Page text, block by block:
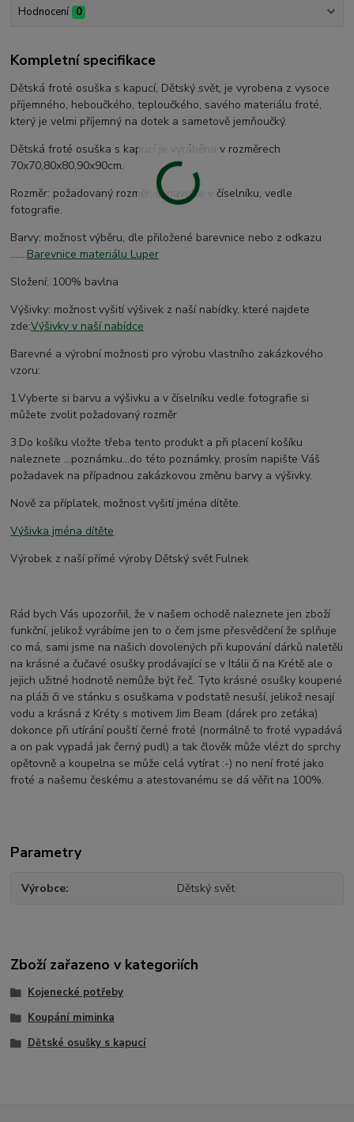
Hodnocení 0
Kompletní specifikace
Dětská froté osuška s kapucí, Dětský svět, je vyrobena z vysoce
příjemného, heboučkého, teploučkého, savého materiálu froté,
který je velmi příjemný na dotek a sametově jemňoučký.
Dětská froté osuška s kapucí je vyráběna v rozměrech
70x70,80x80,90x90cm.
Rozměr: požadovaný rozměr, si navolte v číselníku, vedle
fotografie.
Barvy: možnost výběru, dle přiložené barevnice nebo z odkazu
.......Barevnice materiálu Luper
Složení: 100% bavlna
Výšivky: možnost vyšití výšivek z naší nabídky, které najdete
zde:Výšivky v naší nabídce
Barevné a výrobní možnosti pro výrobu vlastního zakázkového
vzoru:
1.Vyberte si barvu a výšivku a v číselníku vedle fotografie si
můžete zvolit požadovaný rozměr
3.Do košíku vložte třeba tento produkt a při placení košíku
naleznete ...poznámku...do této poznámky, prosím napište Váš
požadavek na případnou zakázkovou změnu barvy a výšivky.
Nově za příplatek, možnost vyšití jména dítěte.
Výšivka jména dítěte
Výrobek z naší přímé výroby Dětský svět Fulnek
Rád bych Vás upozorňil, že v našem ochodě naleznete jen zboží
funkční, jelikož vyrábíme jen to o čem jsme přesvědčení že splňuje
co má, sami jsme na našich dovolených při kupování dárků naletěli
na krásné a čučavé osušky prodávající se v Itálii či na Krétě ale o
jejich užitné hodnotě nemůže být řeč. Tyto krásné osušky koupené
na pláži či ve stánku s osuškama v podstatě nesuší, jelikož nesají
vodu a krásná z Kréty s motivem Jim Beam (dárek pro zeťáka)
dokonce při utírání pouští černé froté (normálně to froté vypadává
a on pak vypadá jak černý pudl) a tak člověk může vlézt do sprchy
opětovně a koupelna se může celá vytírat :-) no není froté jako
froté a našemu českému a atestovanému se dá věřit na 100%.
Parametry
Výrobce Dětský svět
Zboží zařazeno v kategoriích
Kojenecké potřeby
Koupání miminka
Dětské osušky s kapucí